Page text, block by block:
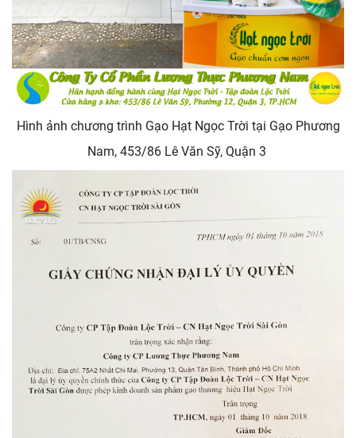
Hình ảnh chương trình Gạo Hạt Ngọc Trời tại Gạo Phương
Nam, 453/86 Lê Văn Sỹ, Quận 3